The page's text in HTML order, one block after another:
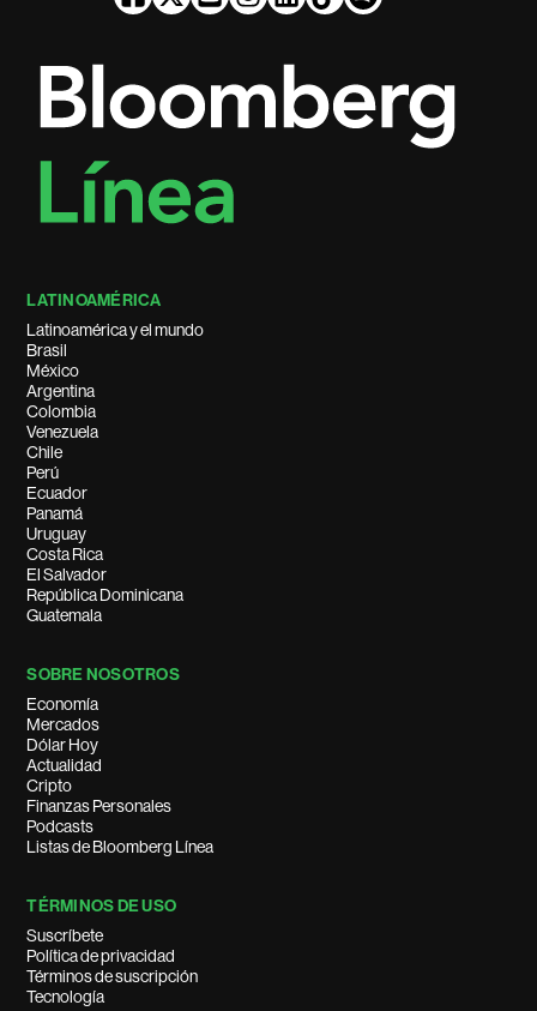
LATINOAMÉRICA
Latinoamérica y el mundo
Brasil
México
Argentina
Colombia
Venezuela
Chile
Perú
Ecuador
Panamá
Uruguay
Costa Rica
El Salvador
República Dominicana
Guatemala
SOBRE NOSOTROS
Economía
Mercados
Dólar Hoy
Actualidad
Cripto
Finanzas Personales
Podcasts
Listas de Bloomberg Línea
TÉRMINOS DE USO
Suscríbete
Política de privacidad
Términos de suscripción
Tecnología